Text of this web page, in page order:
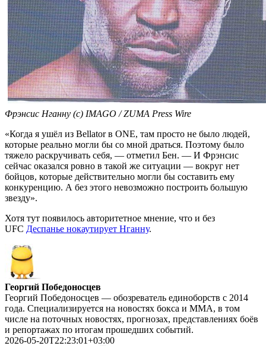
Фрэнсис Нганну (с) IMAGO / ZUMA Press Wire
«Когда я ушёл из Bellator в ONE, там просто не было людей,
которые реально могли бы со мной драться. Поэтому было
тяжело раскручивать себя, — отметил Бен. — И Фрэнсис
сейчас оказался ровно в такой же ситуации — вокруг нет
бойцов, которые действительно могли бы составить ему
конкуренцию. А без этого невозможно построить большую
звезду».
Хотя тут появилось авторитетное мнение, что и без
UFC Деспанье нокаутирует Нганну.
Георгий Победоносцев
Георгий Победоносцев — обозреватель единоборств с 2014
года. Специализируется на новостях бокса и ММА, в том
числе на поточных новостях, прогнозах, представлениях боёв
и репортажах по итогам прошедших событий.
2026-05-20T22:23:01+03:00